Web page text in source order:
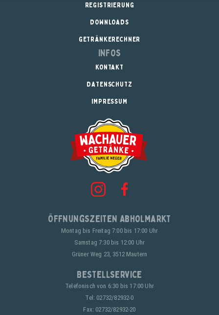
REGISTRIERUNG
DOWNLOADS
GETRÄNKERECHNER
Infos
KONTAKT
DATENSCHUTZ
IMPRESSUM
Öffnungszeiten Abholmarkt
Montag bis Freitag 7:00 bis 17:00 Uhr
Samstag 7:30 bis 12:00 Uhr
Grüner Weg 23, 3512 Mautern
Bestellservice
Telefonisch von 6:30 bis 17:00 Uhr
Tel: 02732/82932-0
Fax: 02732/82932-20